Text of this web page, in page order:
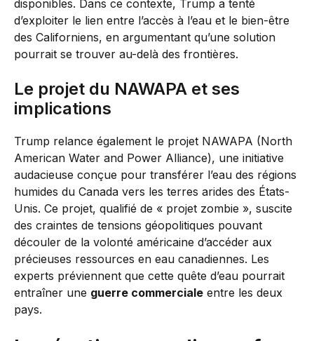
disponibles. Dans ce contexte, Trump a tenté
d’exploiter le lien entre l’accès à l’eau et le bien-être
des Californiens, en argumentant qu’une solution
pourrait se trouver au-delà des frontières.
Le projet du NAWAPA et ses
implications
Trump relance également le projet NAWAPA (North
American Water and Power Alliance), une initiative
audacieuse conçue pour transférer l’eau des régions
humides du Canada vers les terres arides des États-
Unis. Ce projet, qualifié de « projet zombie », suscite
des craintes de tensions géopolitiques pouvant
découler de la volonté américaine d’accéder aux
précieuses ressources en eau canadiennes. Les
experts préviennent que cette quête d’eau pourrait
entraîner une guerre commerciale entre les deux
pays.